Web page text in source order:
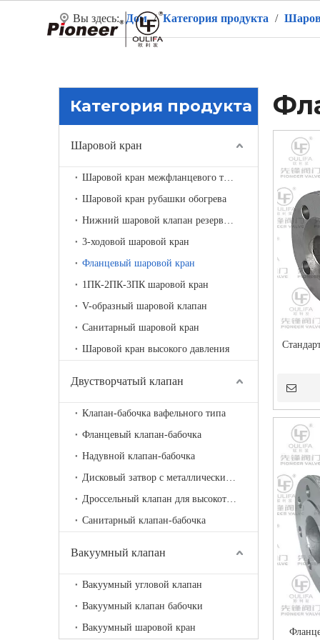
Вы здесь: Дом / Категория продукта /
Категория продукта
Шаровой кран
Шаровой кран межфланцевого типа
Шаровой кран рубашки обогрева
Нижний шаровой клапан резервуара
3-ходовой шаровой кран
Фланцевый шаровой кран
1ПК-2ПК-3ПК шаровой кран
V-образный шаровой клапан
Санитарный шаровой кран
Шаровой кран высокого давления
Двустворчатый клапан
Клапан-бабочка вафельного типа
Фланцевый клапан-бабочка
Надувной клапан-бабочка
Дисковый затвор с металлическим седлом
Дроссельный клапан для высокотемпературной вентиляции
Санитарный клапан-бабочка
Вакуумный клапан
Вакуумный угловой клапан
Вакуумный клапан бабочки
Вакуумный шаровой кран